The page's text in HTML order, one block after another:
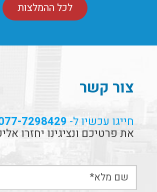
לכל ההמלצות
צור קשר
חייגו עכשיו ל- 7298429
את פרטיכם ונציגינו יחזרו